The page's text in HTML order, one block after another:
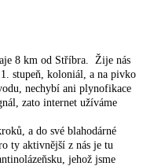
8 km od Stříbra. Žije nás
stupeň, koloniál, a na pivko
nechybí ani plynofikace
zato internet užíváme
a do své blahodárné
ty aktivnější z nás je tu
jehož jsme